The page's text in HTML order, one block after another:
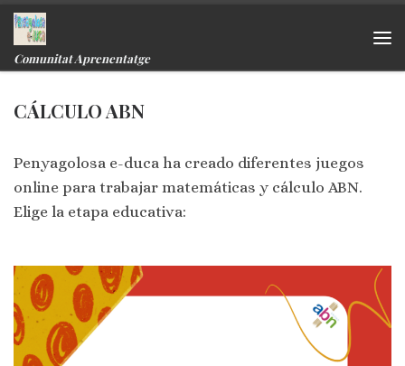
Skip to content
Comunitat Aprenentatge
CÁLCULO ABN
Penyagolosa e-duca ha creado diferentes juegos
online para trabajar matemáticas y cálculo ABN.
Elige la etapa educativa: